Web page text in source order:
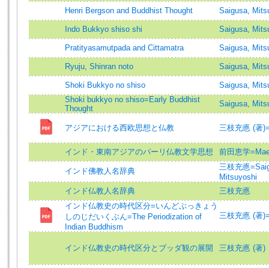
Henri Bergson and Buddhist Thought Saigusa,
Indo Bukkyo shiso shi Saigusa,
Pratityasamutpada and Cittamatra Saigusa,
Ryuju, Shinran noto Saigusa,
Shoki Bukkyo no shiso
Saigusa,
Shoki bukkyo no shiso=Early Buddhist
Thought
Saigusa,
アジアにおける西欧思想と仏教 三枝充悳 (著
インド・東南アジアのパーリ仏教文学思想 前田恵学
インド佛教人名辞典
三枝充悳
Mitsuyoshi
インド仏教人名辞典
三枝充悳
インド仏教史の時代区分=いんどぶっきょう
しのじだいくぶん=The Periodization of
Indian Buddhism
三枝充悳 (著
インド仏教史の時代区分とブッダ観の展開 三枝充悳 (著)